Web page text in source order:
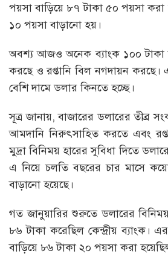
পয়সা বাড়িয়ে ৮৭ টাকা ৫০ পয়সা
১০ পয়সা বাড়ানো হয়।
অবশ্য আজও অনেক ব্যাংক ১০০ টাকা
করছে ও রপ্তানি বিল নগদায়ন
বেশি দামে ডলার কিনতে হচ্ছে।
সূত্র জানায়, বাজারের ডলারের তীব্র
আমদানি নিরুৎসাহিত করতে এবং
মুদ্রা বিনিময় হারের সুবিধা দিতে
এ নিয়ে চলতি বছরের চার মাসে
বাড়ানো হয়েছে।
গত জানুয়ারির শুরুতে ডলারের
৮৬ টাকা করেছিল কেন্দ্রীয় ব্যাংক।
বাড়িয়ে ৮৬ টাকা ২০ পয়সা করা